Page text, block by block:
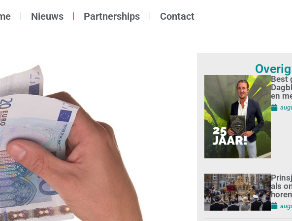
Nieuws Partnerships Contact
Best
en
als
horen